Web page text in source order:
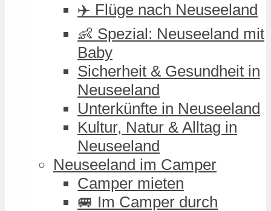
✈️ Flüge nach Neuseeland
👶 Spezial: Neuseeland mit
Baby
Sicherheit & Gesundheit in
Neuseeland
Unterkünfte in Neuseeland
Kultur, Natur & Alltag in
Neuseeland
Neuseeland im Camper
Camper mieten
🚐 Im Camper durch